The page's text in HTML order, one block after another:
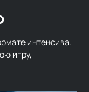
интенсива.
игру,